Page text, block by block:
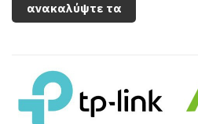
ανακαλύψτε τα